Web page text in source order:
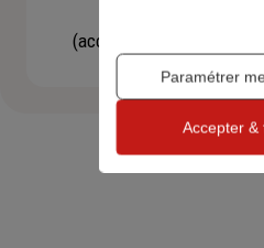
(accéder à l'espace
Paramétrer
Accepter &